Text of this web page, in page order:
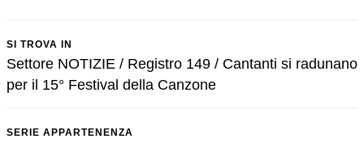
SI TROVA IN
Settore NOTIZIE / Registro 149 / Cantanti si radunano
per il 15° Festival della Canzone
SERIE APPARTENENZA